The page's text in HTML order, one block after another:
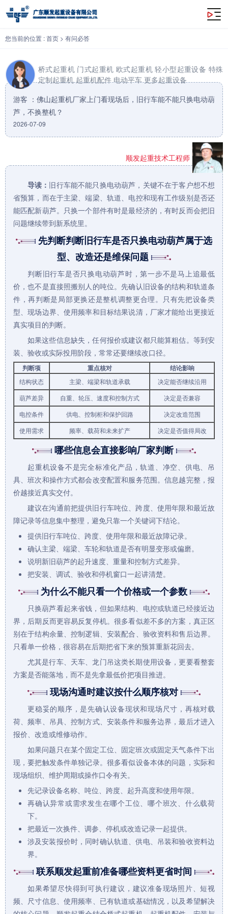
佛山起重机厂家上门看现场后，旧行车能不能只换电动葫芦，不换整机？
您当前的位置 :首页 > 有问必答
桥式起重机 门式起重机 欧式起重机 轻小型起重设备 特殊
定制起重机 起重机配件 电动平车 更多起重设备
游客 ：佛山起重机厂家上门看现场后，旧行车能不能只换电动葫
芦，不换整机？
2026-07-09
顺发起重技术工程师
导读： 旧行车能不能只换电动葫芦，关键不在于客户想不想
省预算，而在于主梁、端梁、轨道、电控和现有工作级别是否还
能匹配新葫芦。只换一个部件有时是最经济的，有时反而会把旧
问题继续带到新系统里。
先判断判断旧行车是否只换电动葫芦属于选
型、改造还是维保问题
判断旧行车是否只换电动葫芦时，第一步不是马上追最低
价，也不是直接照搬别人的吨位。先确认旧设备的结构和轨道条
件，再判断是局部更换还是整机调整更合理。只有先把设备类
型、现场边界、使用频率和目标结果说清，厂家才能给出更接近
真实项目的判断。
如果这些信息缺失，任何报价或建议都只能算粗估。等到安
装、验收或实际投用阶段，常常还要继续改口径。
判断项 重点核对 结论影响
结构状态 主梁、端梁和轨道承载
决定能否继续沿用
葫芦差异
自重、轮压、速度和控制方式
决定是否兼容
电控条件
供电、控制柜和保护回路
决定改造范围
使用需求
频率、载荷和未来扩产 决定是否值得局改
哪些信息会直接影响厂家判断
起重机设备不是完全标准化产品，轨道、净空、供电、吊
具、班次和操作方式都会改变配置和服务范围。信息越完整，报
价越接近真实交付。
建议在沟通前把提供旧行车吨位、跨度、使用年限和最近故
障记录等信息集中整理，避免只靠一个关键词下结论。
提供旧行车吨位、跨度、使用年限和最近故障记录。
确认主梁、端梁、车轮和轨道是否有明显变形或偏磨。
说明新旧葫芦的起升速度、重量和控制方式差异。
把安装、调试、验收和停机窗口一起讲清楚。
为什么不能只看一个价格或一个参数
只换葫芦看起来省钱，但如果结构、电控或轨道已经接近边
界，后期反而更容易反复停机。很多看似差不多的方案，真正区
别在于结构余量、控制逻辑、安装配合、验收资料和售后边界。
只看单一价格，很容易在后期把省下来的预算重新花回去。
尤其是行车、天车、龙门吊这类长期使用设备，更要看整套
方案是否能落地，而不是先拿最低价把项目推进。
现场沟通时建议按什么顺序核对
更稳妥的顺序，是先确认设备现状和现场尺寸，再核对载
荷、频率、吊具、控制方式、安装条件和服务边界，最后才进入
报价、改造或维修动作。
如果问题只在某个固定工位、固定班次或固定天气条件下出
现，要把触发条件单独记录。很多看似设备本体的问题，实际和
现场组织、维护周期或操作口令有关。
先记录设备名称、吨位、跨度、起升高度和使用年限。
再确认异常或需求发生在哪个工位、哪个班次、什么载荷
下。
把最近一次换件、调参、停机或改造记录一起提供。
涉及安装报价时，同时确认轨道、供电、吊装和验收资料边
界。
联系顺发起重前准备哪些资料更省时间
如果希望尽快得到可执行建议，建议准备现场照片、短视
频、尺寸信息、使用频率、已有轨道或基础情况，以及希望解决